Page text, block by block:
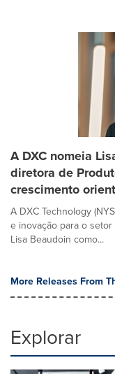
A DXC nomeia
diretora de
crescimento
A DXC Technology
e inovação para o
Lisa Beaudoin como...
More Releases From
Explorar